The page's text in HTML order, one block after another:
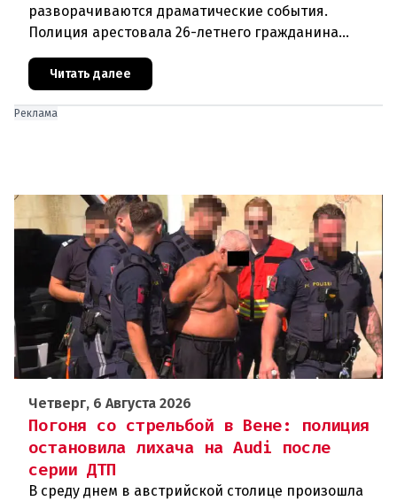
разворачиваются драматические события.
Полиция арестовала 26-летнего гражданина
Афганистана по подозрению в изнасиловании
двух 16-летних девушек.Вызов полиции и задер
Читать далее
Реклама
Четверг, 6 Августа 2026
Погоня со стрельбой в Вене: полиция
остановила лихача на Audi после
серии ДТП
В среду днем в австрийской столице произошла